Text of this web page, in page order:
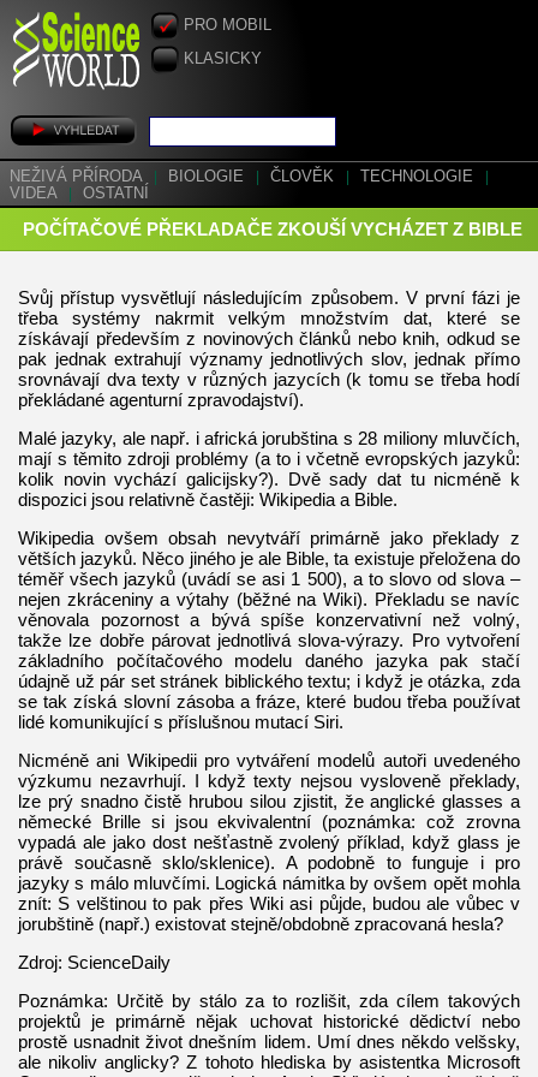
PRO MOBIL
KLASICKY
NEŽIVÁ PŘÍRODA BIOLOGIE ČLOVĚK TECHNOLOGIE
VIDEA
OSTATNÍ
POČÍTAČOVÉ PŘEKLADAČE ZKOUŠÍ VYCHÁZET Z BIBLE
Svůj přístup vysvětlují následujícím způsobem. V první fázi je
třeba systémy nakrmit velkým množstvím dat, které se
získávají především z novinových článků nebo knih, odkud se
pak jednak extrahují významy jednotlivých slov, jednak přímo
srovnávají dva texty v různých jazycích (k tomu se třeba hodí
překládané agenturní zpravodajství).
Malé jazyky, ale např. i africká jorubština s 28 miliony mluvčích,
mají s těmito zdroji problémy (a to i včetně evropských jazyků:
kolik novin vychází galicijsky?). Dvě sady dat tu nicméně k
dispozici jsou relativně častěji: Wikipedia a Bible.
Wikipedia ovšem obsah nevytváří primárně jako překlady z
větších jazyků. Něco jiného je ale Bible, ta existuje přeložena do
téměř všech jazyků (uvádí se asi 1 500), a to slovo od slova –
nejen zkráceniny a výtahy (běžné na Wiki). Překladu se navíc
věnovala pozornost a bývá spíše konzervativní než volný,
takže lze dobře párovat jednotlivá slova-výrazy. Pro vytvoření
základního počítačového modelu daného jazyka pak stačí
údajně už pár set stránek biblického textu; i když je otázka, zda
se tak získá slovní zásoba a fráze, které budou třeba používat
lidé komunikující s příslušnou mutací Siri.
Nicméně ani Wikipedii pro vytváření modelů autoři uvedeného
výzkumu nezavrhují. I když texty nejsou vysloveně překlady,
lze prý snadno čistě hrubou silou zjistit, že anglické glasses a
německé Brille si jsou ekvivalentní (poznámka: což zrovna
vypadá ale jako dost nešťastně zvolený příklad, když glass je
právě současně sklo/sklenice). A podobně to funguje i pro
jazyky s málo mluvčími. Logická námitka by ovšem opět mohla
znít: S velštinou to pak přes Wiki asi půjde, budou ale vůbec v
jorubštině (např.) existovat stejně/obdobně zpracovaná hesla?
Zdroj: ScienceDaily
Poznámka: Určitě by stálo za to rozlišit, zda cílem takových
projektů je primárně nějak uchovat historické dědictví nebo
prostě usnadnit život dnešním lidem. Umí dnes někdo velšsky,
ale nikoliv anglicky? Z tohoto hlediska by asistentka Microsoft